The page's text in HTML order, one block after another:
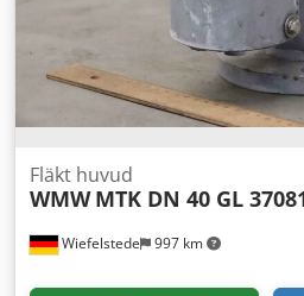
Wiefelstede 997 km
Fläkt huvud
WMW MTK DN 40 GL